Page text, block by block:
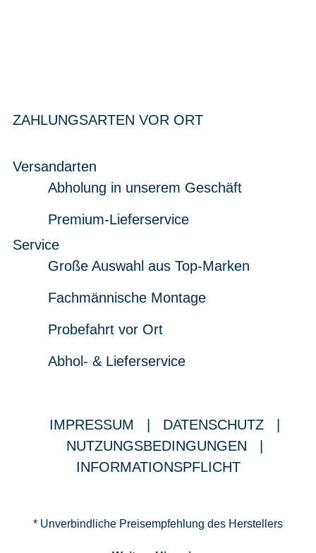
ZAHLUNGSARTEN VOR ORT
Versandarten
Abholung in unserem Geschäft
Premium-Lieferservice
Service
Große Auswahl aus Top-Marken
Fachmännische Montage
Probefahrt vor Ort
Abhol- & Lieferservice
IMPRESSUM DATENSCHUTZ
NUTZUNGSBEDINGUNGEN
INFORMATIONSPFLICHT
* Unverbindliche Preisempfehlung des Herstellers